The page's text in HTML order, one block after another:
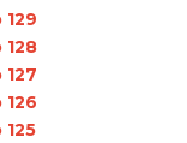
128